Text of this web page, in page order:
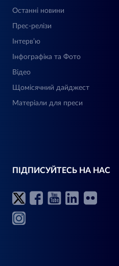
Останні новини
Прес-релізи
Інтерв’ю
Інфографіка та Фото
Відео
Щомісячний дайджест
Матеріали для преси
ПІДПИСУЙТЕСЬ НА НАС